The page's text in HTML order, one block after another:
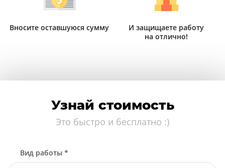
Вносите оставшуюся сумму
И защищаете работу
на отлично!
Узнай стоимость
Это быстро и бесплатно :)
Вид работы *